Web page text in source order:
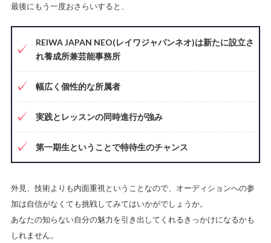
最後にもう一度おさらいすると、
REIWA JAPAN NEO(レイワジャパンネオ)は新たに設立さ
れ養成所兼芸能事務所
幅広く個性的な所属者
実践とレッスンの同時進行が強み
第一期生ということで特待生のチャンス
外見、技術よりも内面重視ということなので、オーディションへの参
加は自信がなくても挑戦してみてはいかがでしょうか。
あなたの知らない自分の魅力を引き出してくれるきっかけになるかも
しれません。